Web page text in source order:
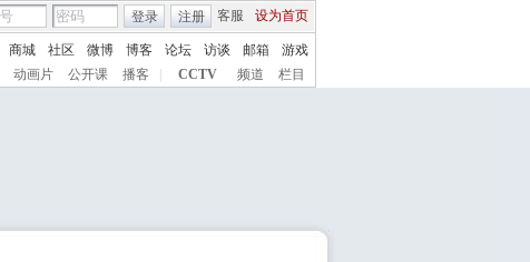
客服 设为首页
登录 注册
商城 社区 微博 博客 论坛 访谈 邮箱
游戏
动画片 公开课 播客 CCTV 频道 栏目